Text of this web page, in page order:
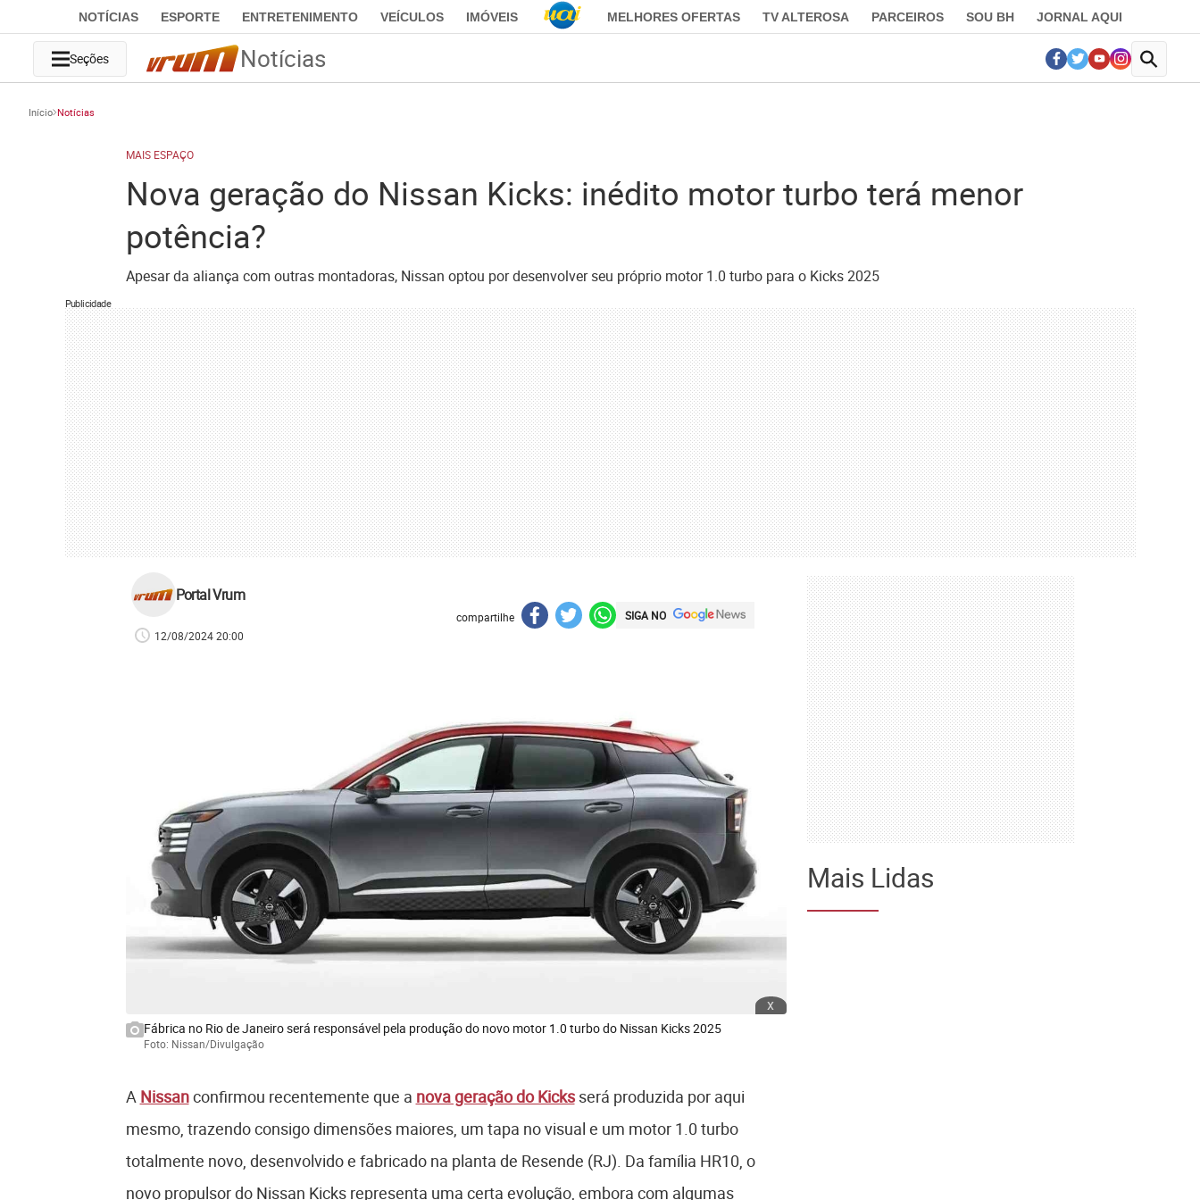
NOTÍCIAS ESPORTE ENTRETENIMENTO VEÍCULOS IMÓVEIS MELHORES OFERTAS TV ALTEROSA PARCEIROS SOU BH JORNAL AQUI
Seções Notícias
Início Notícias
MAIS ESPAÇO
Nova geração do Nissan Kicks: inédito motor turbo terá menor
potência?
Apesar da aliança com outras montadoras, Nissan optou por desenvolver seu próprio motor 1.0 turbo para o Kicks 2025
Publicidade
Portal Vrum
12/08/2024 20:00
compartilhe SIGA NO
x
Fábrica no Rio de Janeiro será responsável pela produção do novo motor 1.0 turbo do Nissan Kicks 2025
Foto: Nissan/Divulgação
A Nissanconfirmou recentemente que a nova geração do Kicksserá produzida por aqui
mesmo, trazendo consigo dimensões maiores, um tapa no visual e um motor 1.0 turbo
totalmente novo, desenvolvido e fabricado na planta de Resende (RJ). Da família HR10, o
novo propulsor do Nissan Kicks representa uma certa evolução, embora com algumas
Mais Lidas